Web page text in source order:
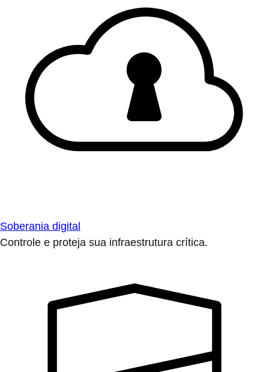
Soberania digital
Controle e proteja sua infraestrutura crítica.